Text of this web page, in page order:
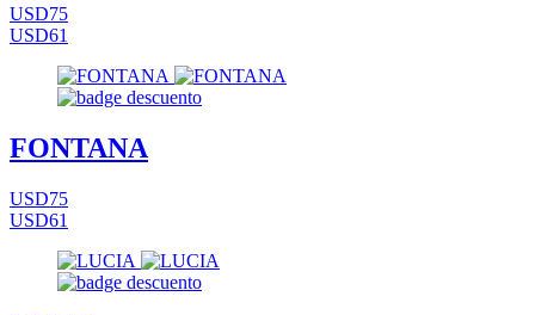
USD75
USD61
FONTANA
USD75
USD61